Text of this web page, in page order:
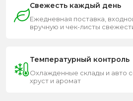
Свежесть каждый день
Ежедневная поставка,
вручную и чек-листы
Температурный контроль
Охлажденные склады и авто
хруст и аромат